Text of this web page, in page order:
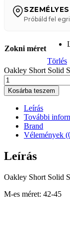
Próbáld fel
Zokni méret
Törlés
Oakley Short Solid
Kosárba teszem
Leírás
További
Brand
Vélemények
Leírás
Oakley Short Solid
M-es méret: 42-45